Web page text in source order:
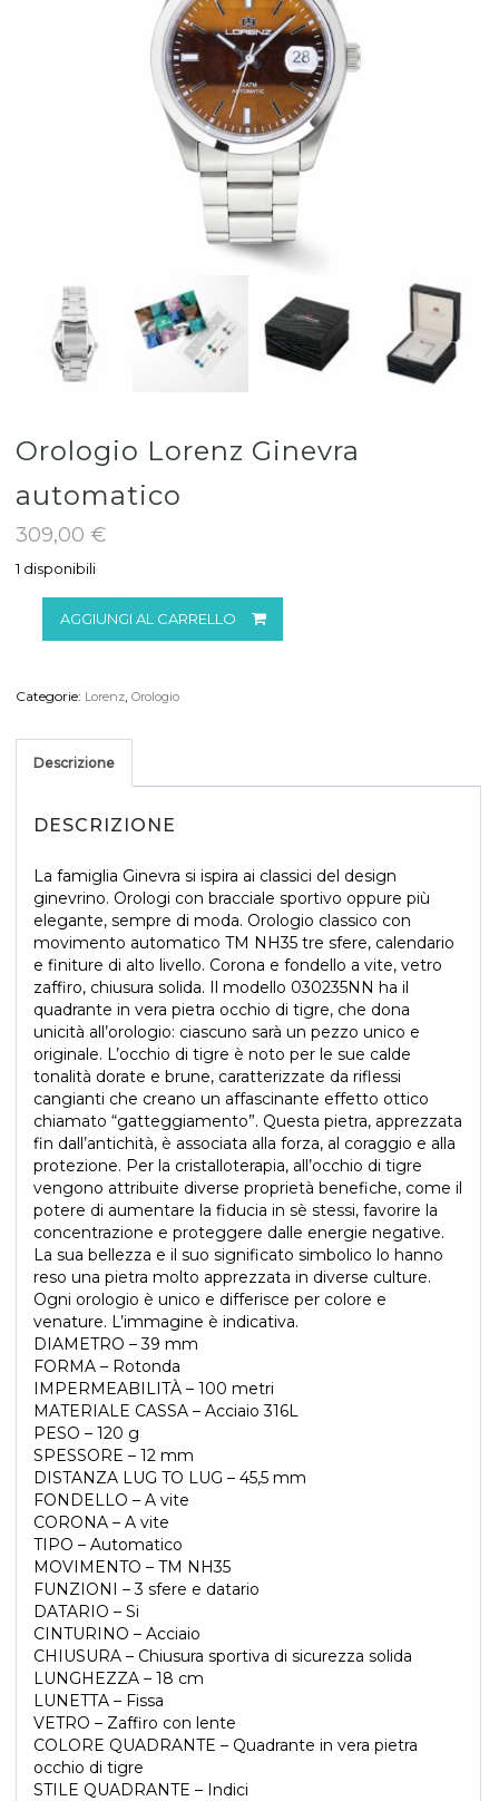
Orologio Lorenz Ginevra
automatico
309,00 €
1 disponibili
Orologio
Ginevra
quantità
AGGIUNGI AL CARRELLO
Categorie: Lorenz Orologio
Descrizione
DESCRIZIONE
La famiglia Ginevra si ispira ai classici del design
ginevrino. Orologi con bracciale sportivo oppure più
elegante, sempre di moda. Orologio classico con
movimento automatico TM NH35 tre sfere, calendario
e finiture di alto livello. Corona e fondello a vite, vetro
zaffiro, chiusura solida. Il modello 030235NN ha il
quadrante in vera pietra occhio di tigre, che dona
unicità all’orologio: ciascuno sarà un pezzo unico e
originale. L’occhio di tigre è noto per le sue calde
tonalità dorate e brune, caratterizzate da riflessi
cangianti che creano un affascinante effetto ottico
chiamato “gatteggiamento”. Questa pietra, apprezzata
fin dall’antichità, è associata alla forza, al coraggio e alla
protezione. Per la cristalloterapia, all’occhio di tigre
vengono attribuite diverse proprietà benefiche, come il
potere di aumentare la fiducia in sè stessi, favorire la
concentrazione e proteggere dalle energie negative.
La sua bellezza e il suo significato simbolico lo hanno
reso una pietra molto apprezzata in diverse culture.
Ogni orologio è unico e differisce per colore e
venature. L’immagine è indicativa.
DIAMETRO – 39 mm
FORMA – Rotonda
IMPERMEABILITÀ – 100 metri
MATERIALE CASSA – Acciaio 316L
PESO – 120 g
SPESSORE – 12 mm
DISTANZA LUG TO LUG – 45,5 mm
FONDELLO – A vite
CORONA – A vite
TIPO – Automatico
MOVIMENTO – TM NH35
FUNZIONI – 3 sfere e datario
DATARIO – Si
CINTURINO – Acciaio
CHIUSURA – Chiusura sportiva di sicurezza solida
LUNGHEZZA – 18 cm
LUNETTA – Fissa
VETRO – Zaffiro con lente
COLORE QUADRANTE – Quadrante in vera pietra
occhio di tigre
STILE QUADRANTE – Indici
AGGIUNGI AL CARRELLO